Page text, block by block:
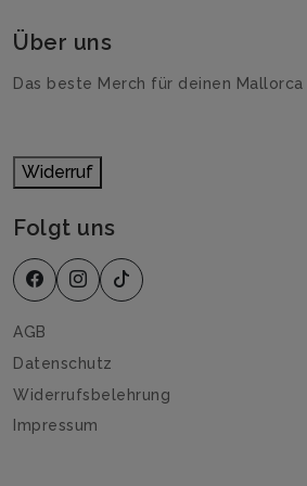
Über uns
Das beste Merch für deinen Mallorca
Widerruf
Folgt uns
AGB
Datenschutz
Widerrufsbelehrung
Impressum